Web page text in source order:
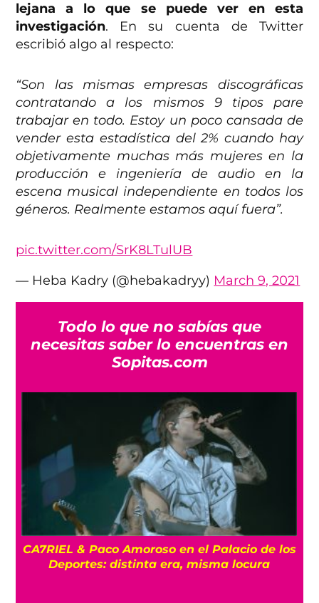
lejana a lo que se puede ver en esta
investigación. En su cuenta de Twitter
escribió algo al respecto:
“Son las mismas empresas discográficas
contratando a los mismos 9 tipos pare
trabajar en todo. Estoy un poco cansada de
vender esta estadística del 2% cuando hay
objetivamente muchas más mujeres en la
producción e ingeniería de audio en la
escena musical independiente en todos los
géneros. Realmente estamos aquí fuera”.
pic.twitter.com/SrK8LTulUB
— Heba Kadry (@hebakadryy) March 9, 2021
Todo lo que no sabías que
necesitas saber lo encuentras en
Sopitas.com
CA7RIEL & Paco Amoroso en el Palacio de los
Deportes: distinta era, misma locura